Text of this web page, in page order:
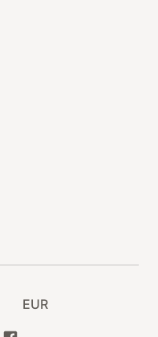
EUR